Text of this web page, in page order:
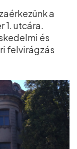
a
1. utcára.
és
felvirágzás